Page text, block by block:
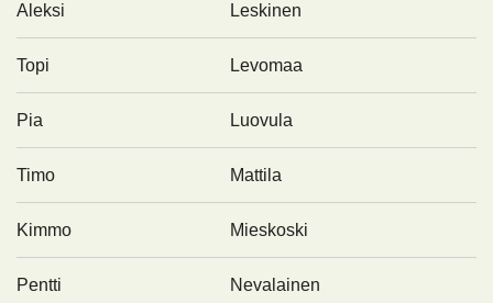
Aleksi Leskinen
Topi Levomaa
Pia Luovula
Timo Mattila
Kimmo Mieskoski
Pentti Nevalainen